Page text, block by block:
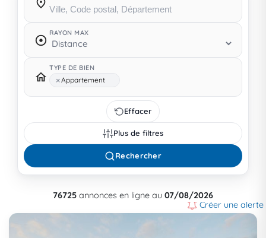
RAYON MAX
TYPE DE BIEN
×Appartement
Effacer
Plus de filtres
Rechercher
76725 annonces en ligne au 07/08/2026
Créer une alerte